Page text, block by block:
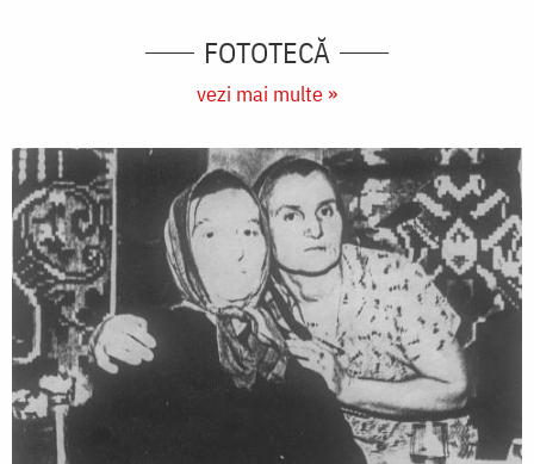
FOTOTECĂ
vezi mai multe »